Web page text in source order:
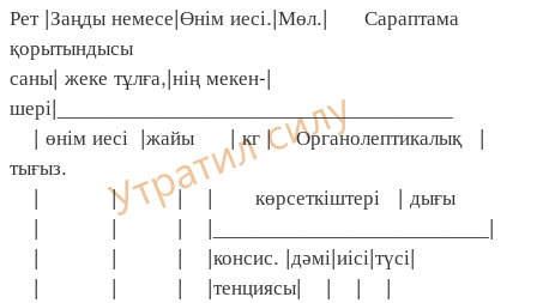
Рет |Заңды немесе|Өнім иесі.|Мөл.| Сараптама
қорытындысы
саны| жеке тұлға,|нің мекен-|
шері|_________________________________
| өнім иесі |жайы | кг | Органолептикалық |
тығыз.
| | | | көрсеткіштері | дығы
| | | |_______________________|
| | | |консис. |дәмі|иісі|түсі|
| | | |тенциясы| | | |